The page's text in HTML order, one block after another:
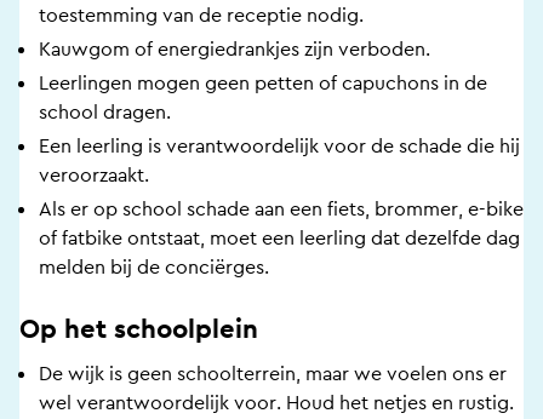
toestemming van de receptie nodig.
Kauwgom of energiedrankjes zijn verboden.
Leerlingen mogen geen petten of capuchons in de
school dragen.
Een leerling is verantwoordelijk voor de schade die hij
veroorzaakt.
Als er op school schade aan een fiets, brommer, e-bike
of fatbike ontstaat, moet een leerling dat dezelfde dag
melden bij de conciërges.
Op het schoolplein
De wijk is geen schoolterrein, maar we voelen ons er
wel verantwoordelijk voor. Houd het netjes en rustig.